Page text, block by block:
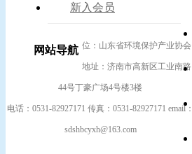
新入会员
网站导航 位：山东省环境保护产业协会
地址：济南市高新区工业南路
44号丁豪广场4号楼3楼
电话：0531-82927171 传真：0531-82927171 email：
sdshbcyxh@163.com